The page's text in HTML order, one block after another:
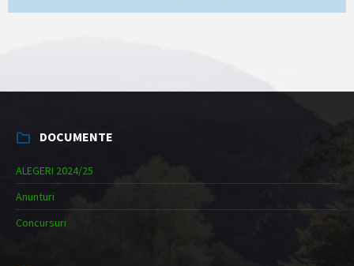
DOCUMENTE
ALEGERI 2024/25
Anunturi
Concursuri